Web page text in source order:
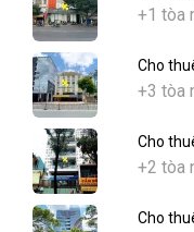
+1 tòa
Cho
+3 tòa
Cho
+2 tòa
Cho